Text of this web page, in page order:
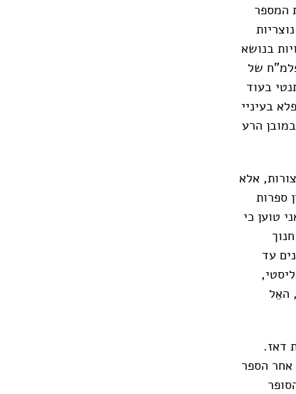
המספר
בנושא
של
בעוד
בעיניי
הרע
אלא
ספרות
טוען כי
עד
האֵל
דאז.
אחר הספר